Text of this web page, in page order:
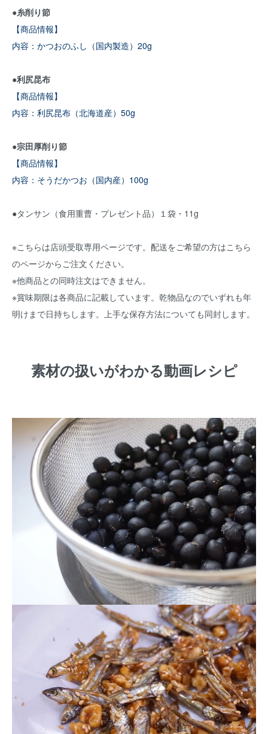
●糸削り節
【商品情報】
内容：かつおのふし（国内製造）20g
●利尻昆布
【商品情報】
内容：利尻昆布（北海道産）50g
●宗田厚削り節
【商品情報】
内容：そうだかつお（国内産）100g
●タンサン（食用重曹・プレゼント品）１袋・11g
※こちらは店頭受取専用ページです。配送をご希望の方はこちら
のページからご注文ください。
※他商品との同時注文はできません。
※賞味期限は各商品に記載しています。乾物品なのでいずれも年
明けまで日持ちします。上手な保存方法についても同封します。
素材の扱いがわかる動画レシピ